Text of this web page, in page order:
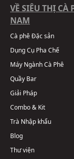
VỀ SIÊU THỊ CÀ
NAM
Cà phê Đặc sản
Dụng Cụ Pha Chế
Máy Ngành Cà Phê
Quầy Bar
Giải Pháp
Combo & Kit
Trà Nhập khẩu
Blog
Thư viện